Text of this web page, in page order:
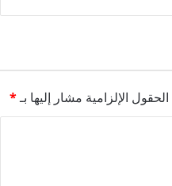
الحقول الإلزامية مشار إليها بـ*